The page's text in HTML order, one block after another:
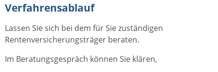
Verfahrensablauf
Lassen Sie sich bei dem für Sie zuständigen
Rentenversicherungsträger beraten.
Im Beratungsgespräch können Sie klären,